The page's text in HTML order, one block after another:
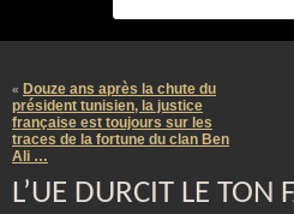
« Douze ans après la chute du
président tunisien, la justice
française est toujours sur les
traces de la fortune du clan Ben
Ali …
L’UE DURCIT LE TON